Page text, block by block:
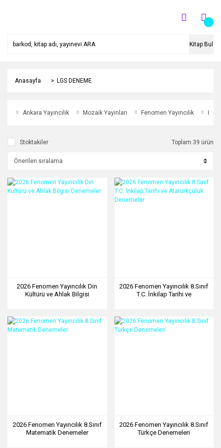
Kitap Bul
Anasayfa LGS DENEME
Ankara Yayıncılık Mozaik Yayınları Fenomen Yayıncılık
Stoktakiler Toplam 39 ürün
2026 Fenomen Yayıncılık Din
Kültürü ve Ahlak Bilgisi
2026 Fenomen Yayıncılık 8.Sınıf
T.C. İnkilap Tarihi ve
2026 Fenomen Yayıncılık 8.Sınıf
Matematik Denemeler
2026 Fenomen Yayıncılık 8.Sınıf
Türkçe Denemeleri